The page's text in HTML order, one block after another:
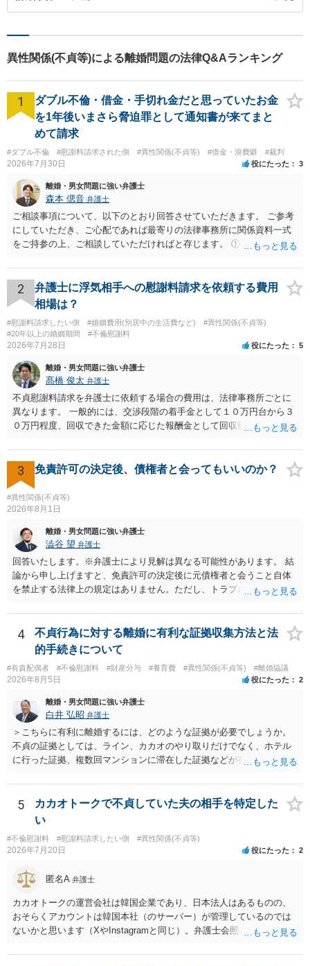
異性関係(不貞等)による離婚問題の法律Q&Aランキング
1
ダブル不倫・借金・手切れ金だと思っていたお金
を1年後いまさら脅迫罪として通知書が来てまと
めて請求
#ダブル不倫 #慰謝料請求された側 #異性関係(不貞等) #借金・浪費癖 #裁判
2026年7月30日 役にたった 3
離婚・男女問題に強い弁護士
森本 偲音 弁護士
ご相談事項について、以下のとおり回答させていただきます。 ご参考
にしていただき、ご心配であれば最寄りの法律事務所に関係資料一式
をご持参の上、ご相談していただければと存じます。 ① このLINEの
される可能性はあるのか ⇒LINEを含む１００万円の貸付に至るまでの
やり取り等の経緯、誓約書の内容等を踏まえて、関係を清算するため
の 金銭であったと評価される可能性はあると考えます。 ② 「今後一
切関与しないなら100万円振り込む」というLINEや誓約書は、裁判上
どの程度証拠価値があるのか ⇒前後のやり取りや誓約書の具体的内容
を見ない限り、具体的な判断はできませんが、一定の証拠価値はある
することは認められるのか。 ⇒おそらく１００万円は不当利得（受け
取る正当な権利がないのに利益を取得した）として返還請求されてい
るものかと推察しますので、 貸金返還ではないかと存じます。 ④ 私
は現在、収入も不安定で貯金もなくリボ払い借金が既に約100万あり。
今年に再婚したが主人はお金に厳しい為、一括で220万円を支払う事は
か。 ⇒判決となり敗訴してしまった場合は、強制執行により不動産等
の財産を差し押さえられ、そこから債権回収が図られることになりま
すが、 和解であれば柔軟な解決が可能ですので、その場合は分割払
いにより支払うことも十分可能です。 ⑤ このような事情であれば、私
は120万円のみ和解交渉を続けるべきでしょうか。 ⇒ご相談者様の認
れるため、 120万円のみについて交渉を続けることがベターかと存じ
ます。
2
弁護士に浮気相手への慰謝料請求を依頼する費用
相場は？
#慰謝料請求したい側 #婚姻費用(別居中の生活費など)
#異性関係(不貞等)
#20年以上の婚姻期間
#不倫慰謝料
2026年7月28日 役にたった 5
離婚・男女問題に強い弁護士
髙橋 俊太 弁護士
不貞慰謝料請求を弁護士に依頼する場合の費用は、法律事務所ごとに
異なります。 一般的には、交渉段階の着手金として１０万円台から３
０万円程度、回収できた金額に応じた報酬金として回収額の１０％か
には、追加着手金や日当、実費が発生することもあります。 もっと
も、証拠が十分にあるか、相手方の住所・勤務先が分かるか、慰謝料
額、離婚の有無、交渉で終わるか訴訟まで見込むかによって、費用は
変わり得ます。依頼前に、交渉だけの場合、訴訟になった場合、回収
できなかった場合の費用を確認しておくとよいでしょう。 弁護士選び
通しを過度に楽観的に言い過ぎないか、質問に具体的に答えてくれる
か、連絡方法（メール、電話、弁護士直接か事務局員を介するかな
ど）や対応スピードが合うかを確認するとよいと思います。いずれに
しましても、弁護士への相談・依頼にあたっては、証拠資料、夫と相
手方の関係、相手方の氏名・住所等、夫婦関係への影響、離婚予定の
3 免責許可の決定後、債権者と会ってもいいのか？
#異性関係(不貞等)
2026年8月1日
離婚・男女問題に強い弁護士
澁谷 望 弁護士
回答いたします。※弁護士により見解は異なる可能性があります。 結
論から申し上げますと、免責許可の決定後に元債権者と会うこと自体
を禁止する法律上の規定はありません。ただし、トラブル防止の観点
ントは以下の通りです。 ・金銭のやり取りや返済の約束は絶対にしな
い（免責された借金を任意でも支払ってしまうとトラブルの元になり
ます） ・過去のDVや過剰請求の経緯を踏まえ、相手の感情に流されな
い ・予定通り毅然とした態度で距離を置く 法律上の制限はないもの
の、ご自身の生活と精神的な安定を守るためにも、お互いに距離を置
くというご判断は非常に賢明かと思います。
4
不貞行為に対する離婚に有利な証拠収集方法と法
的手続きについて
#有責配偶者 #不倫慰謝料 #財産分与 #養育費 #異性関係(不貞等) #離婚協議
2026年8月5日 役にたった 2
離婚・男女問題に強い弁護士
白井 弘昭 弁護士
＞こちらに有利に離婚するには、どのような証拠が必要でしょうか。
不貞の証拠としては、ライン、カカオのやり取りだけでなく、ホテル
に行った証拠、複数回マンションに滞在した証拠などが有効です。 不
婚する、慰謝料をとるなど）ことができると思われます。 ただし、不
貞発覚後、長期間同居を続けると、不貞を許したとの評価につながる
場合がありますので、ご注意ください。 以上、ご参考まで。
5
カカオトークで不貞していた夫の相手を特定した
い
#不倫慰謝料 #慰謝料請求したい側 #異性関係(不貞等)
2026年7月20日 役にたった 2
匿名A 弁護士
カカオトークの運営会社は韓国企業であり、日本法人はあるものの、
おそらくアカウントは韓国本社（のサーバー）が管理しているのでは
ないかと思います（XやInstagramと同じ）。弁護士会照会は日本法に
対する照会は基本的にできないと解されています（弁護士会によって